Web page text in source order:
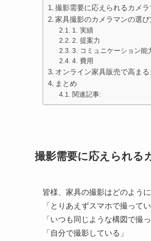
撮影需要に応えられるカメラ
家具撮影のカメラマンの選び
1. 実績
2. 提案力
3. コミュニケーション能
4. 費用
オンライン家具販売で高ま
まとめ
関連記事:
撮影需要に応えられる
皆様、家具の撮影はどのよう
「とりあえずスマホで撮ってい
「いつも同じような構図で撮っ
「自分で撮影している」